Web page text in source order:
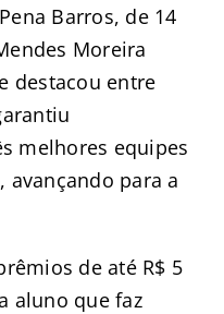
Barros, de 14
Moreira
destacou entre
melhores equipes
avançando para a
de até R$ 5
aluno que faz